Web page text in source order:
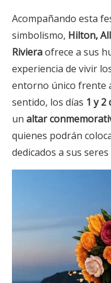
Acompañando esta
simbolismo, Hilton,
Rivieraofrece a sus
experiencia de vivir
entorno único frente
sentido, los días 1 y 2
un altar
quienes podrán
dedicados a sus